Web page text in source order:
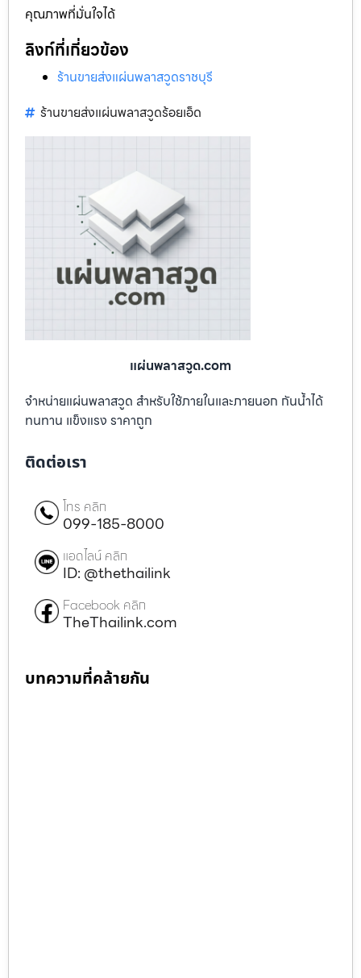
คุณภาพที่มั่นใจได้
ลิงก์ที่เกี่ยวข้อง
ร้านขายส่งแผ่นพลาสวูดราชบุรี
ร้านขายส่งแผ่นพลาสวูดร้อยเอ็ด
แผ่นพลาสวูด.com
จำหน่ายแผ่นพลาสวูด สำหรับใช้ภายในและภายนอก กันน้ำได้
ทนทาน แข็งแรง ราคาถูก
ติดต่อเรา
โทร คลิก
099-185-8000
แอดไลน์ คลิก
ID: @thethailink
Facebook คลิก
TheThailink.com
บทความที่คล้ายกัน